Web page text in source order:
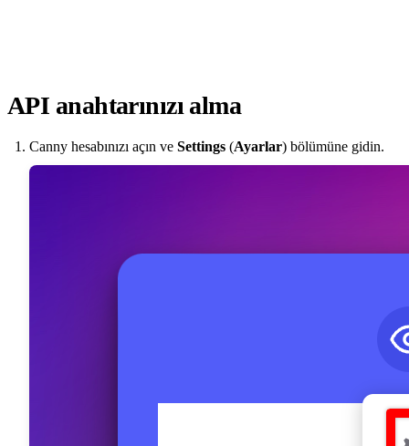
API anahtarınızı alma
Canny hesabınızı açın ve Settings (Ayarlar) bölümüne gidin.